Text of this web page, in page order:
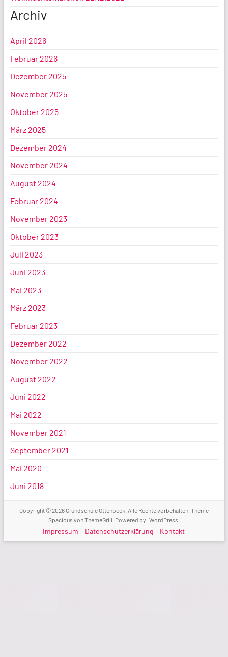
Archiv
April 2026
Februar 2026
Dezember 2025
November 2025
Oktober 2025
März 2025
Dezember 2024
November 2024
August 2024
Februar 2024
November 2023
Oktober 2023
Juli 2023
Juni 2023
Mai 2023
März 2023
Februar 2023
Dezember 2022
November 2022
August 2022
Juni 2022
Mai 2022
November 2021
September 2021
Mai 2020
Juni 2018
Copyright © 2026 Grundschule Ottenbeck . Alle Rechte vorbehalten. Theme
Spacious von ThemeGrill. Powered by: WordPress
Impressum Datenschutzerklärung Kontakt